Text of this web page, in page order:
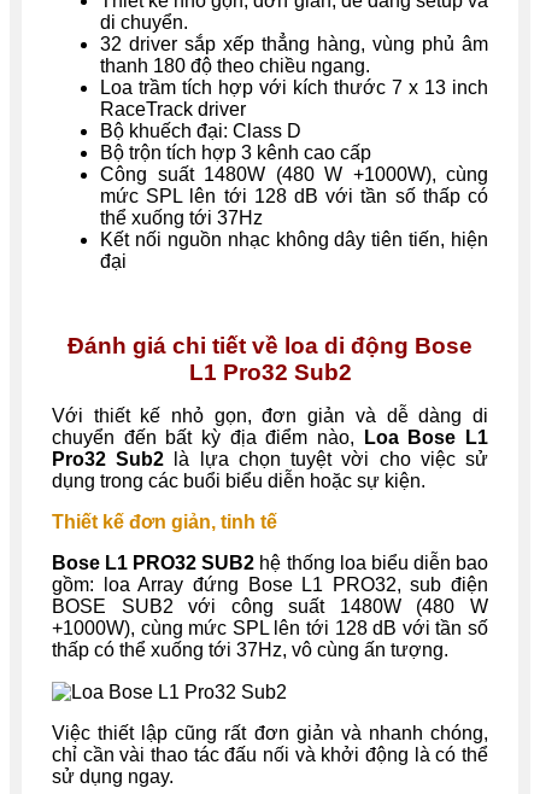
di chuyển.
32 driver sắp xếp thẳng hàng, vùng phủ âm
thanh 180 độ theo chiều ngang.
Loa trầm tích hợp với kích thước 7 x 13 inch
RaceTrack driver
Bộ khuếch đại: Class D
Bộ trộn tích hợp 3 kênh cao cấp
Công suất 1480W (480 W +1000W), cùng
mức SPL lên tới 128 dB với tần số thấp có
thể xuống tới 37Hz
Kết nối nguồn nhạc không dây tiên tiến, hiện
đại
Đánh giá chi tiết về loa di động Bose
L1 Pro32 Sub2
Với thiết kế nhỏ gọn, đơn giản và dễ dàng di
chuyển đến bất kỳ địa điểm nào,
Loa Bose L1
Pro32 Sub2 là lựa chọn tuyệt vời cho việc sử
dụng trong các buổi biểu diễn hoặc sự kiện.
Thiết kế đơn giản, tinh tế
Bose L1 PRO32 SUB2 hệ thống loa biểu diễn bao
gồm: loa Array đứng Bose L1 PRO32, sub điện
BOSE SUB2 với công suất 1480W (480 W
+1000W), cùng mức SPL lên tới 128 dB với tần số
thấp có thể xuống tới 37Hz, vô cùng ấn tượng.
Việc thiết lập cũng rất đơn giản và nhanh chóng,
chỉ cần vài thao tác đấu nối và khởi động là có thể
sử dụng ngay.